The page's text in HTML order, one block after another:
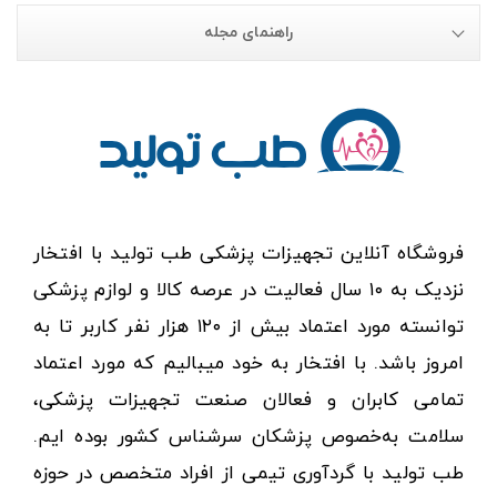
راهنمای مجله
فروشگاه آنلاین تجهیزات پزشکی طب تولید با افتخار
نزدیک به ۱۰ سال فعالیت در عرصه کالا و لوازم پزشکی
توانسته مورد اعتماد بیش از ۱۲۰ هزار نفر کاربر تا به
امروز باشد. با افتخار به خود میبالیم که مورد اعتماد
تمامی کابران و فعالان صنعت تجهیزات پزشکی،
سلامت به‌خصوص پزشکان سرشناس کشور بوده ایم.
طب تولید با گردآوری تیمی از افراد متخصص در حوزه